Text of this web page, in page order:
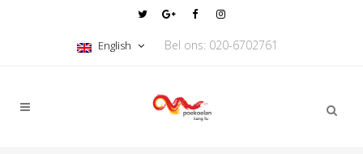
English Bel ons: 020-6702761